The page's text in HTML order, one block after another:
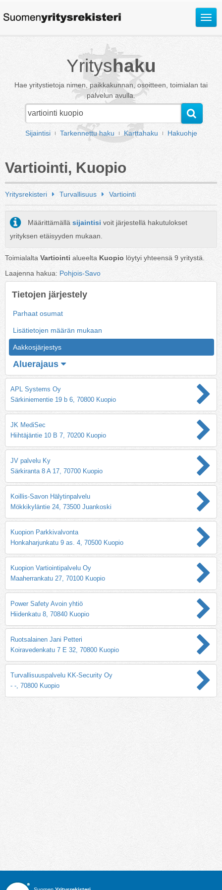
Avaa
Yrityshaku
Hae yritystietoja nimen, paikkakunnan, osoitteen, toimialan tai
palvelun avulla.
Sijaintisi Tarkennettu haku Karttahaku Hakuohje
Vartiointi, Kuopio
Yritysrekisteri Turvallisuus Vartiointi
Määrittämällä sijaintisi voit järjestellä hakutulokset
yrityksen etäisyyden mukaan.
Toimialalta Vartiointi alueelta Kuopio löytyi yhteensä 9 yritystä.
Laajenna hakua: Pohjois-Savo
Tietojen järjestely
Parhaat osumat
Lisätietojen määrän mukaan
Aakkosjärjestys
Aluerajaus
APL Systems Oy
Särkiniementie 19 b 6, 70800 Kuopio
JK MediSec
Hiihtäjäntie 10 B 7, 70200 Kuopio
JV palvelu Ky
Särkiranta 8 A 17, 70700 Kuopio
Koillis-Savon Hälytinpalvelu
Mökkikyläntie 24, 73500 Juankoski
Kuopion Parkkivalvonta
Honkaharjunkatu 9 as. 4, 70500 Kuopio
Kuopion Vartiointipalvelu Oy
Maaherrankatu 27, 70100 Kuopio
Power Safety Avoin yhtiö
Hiidenkatu 8, 70840 Kuopio
Ruotsalainen Jani Petteri
Koiravedenkatu 7 E 32, 70800 Kuopio
Turvallisuuspalvelu KK-Security Oy
- -, 70800 Kuopio